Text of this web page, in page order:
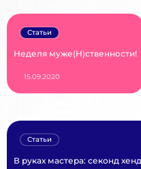
Неделя муже(Н)ственности!
Статьи
15.09.2020
В руках мастера: секонд
Статьи